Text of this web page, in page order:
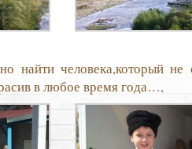
найти человека,который
в любое время года…,